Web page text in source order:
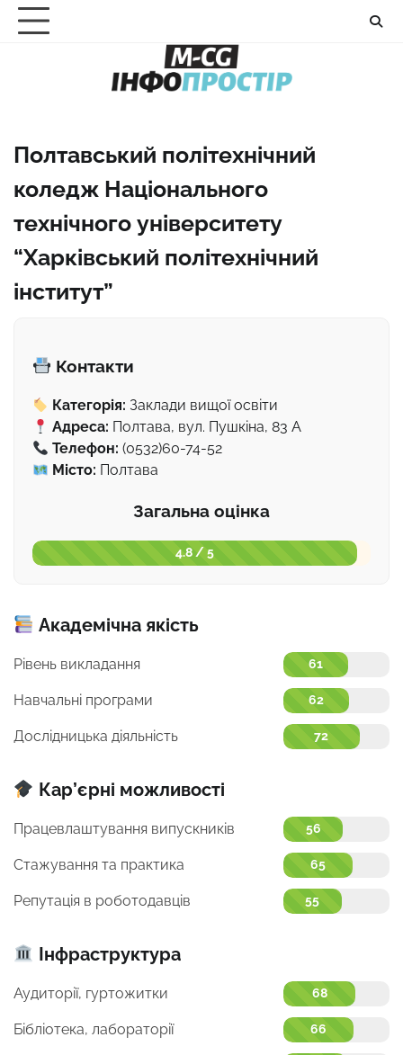
Перейти
Полтавський політехнічний
коледж Національного
технічного університету
“Харківський політехнічний
інститут”
Контакти
Категорія: Заклади вищої освіти
Адреса: Полтава, вул. Пушкіна, 83 А
Телефон: (0532)60-74-52
Місто: Полтава
Загальна оцінка
4.8 / 5
Академічна якість
Рівень викладання 61
Навчальні програми 62
Дослідницька діяльність 72
Кар’єрні можливості
Працевлаштування випускників 56
Стажування та практика 65
Репутація в роботодавців 55
Інфраструктура
Аудиторії, гуртожитки 68
Бібліотека, лабораторії 66